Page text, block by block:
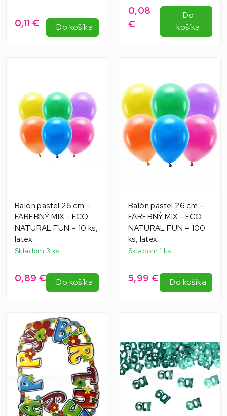
0,11 € Do košíka
0,08
€
Do
košíka
Balón pastel 26 cm –
FAREBNÝ MIX - ECO
NATURAL FUN – 10 ks,
latex
Skladom 3 ks
0,89 € Do košíka
Balón pastel 26 cm –
FAREBNÝ MIX - ECO
NATURAL FUN – 100
ks, latex
Skladom 1 ks
5,99 € Do košíka